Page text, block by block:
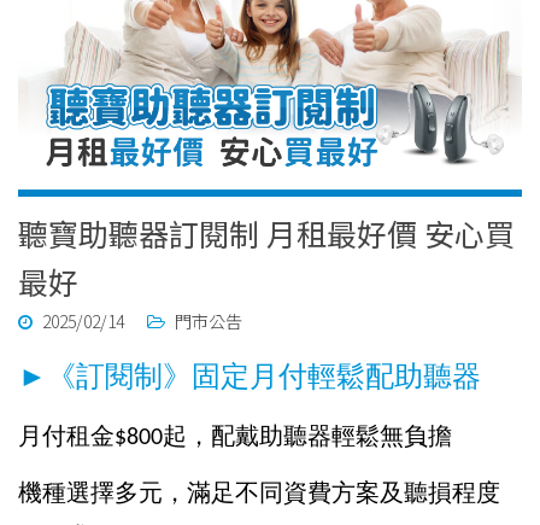
聽寶助聽器訂閱制 月租最好價 安心買
最好
2025/02/14 門市公告
►《訂閱制》固定月付輕鬆配助聽器
月付租金$800起，配戴助聽器輕鬆無負擔
機種選擇多元，滿足不同資費方案及聽損程度